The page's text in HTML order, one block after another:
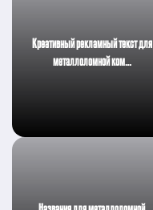
Креативный рекламный текст для
металлоломной ком…